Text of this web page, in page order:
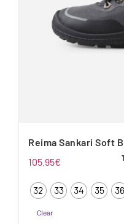
Reima Sankari Soft
105.95€
32 33 34 35 36
Clear